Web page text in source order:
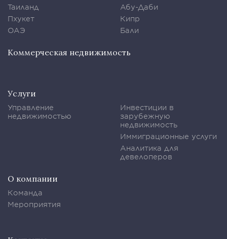
Таиланд
Пхукет
ОАЭ
Абу-Даби
Кипр
Бали
Коммерческая недвижимость
Услуги
Управление
недвижимостью
Инвестиции в
зарубежную
недвижимость
Иммиграционные услуги
Аналитика для
девелоперов
О компании
Команда
Мероприятия